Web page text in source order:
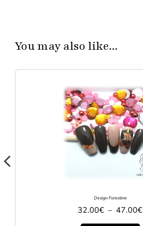
You may also like...
Design Forestine
32.00€ – 47.00€